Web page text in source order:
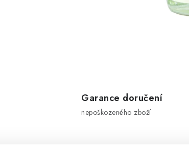
Garance doručení
nepoškozeného zboží